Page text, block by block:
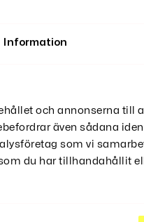
Information
och annonserna till
även sådana
som vi
du har tillhandahållit
Kr